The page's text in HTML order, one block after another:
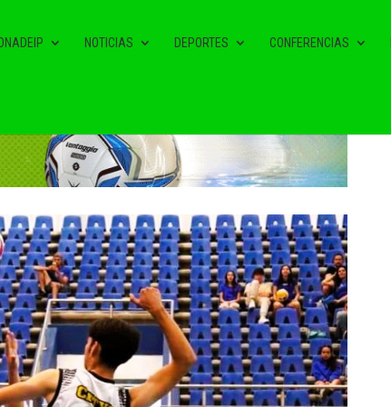
NOTICIAS DEPORTES CONFERENCIAS